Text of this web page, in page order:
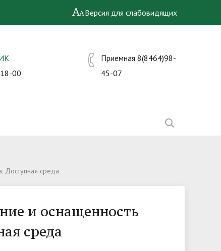
Версия для слабовидящих
00
Приемная 8(8464)98-
45-07
Доступная среда
и оснащенность
среда